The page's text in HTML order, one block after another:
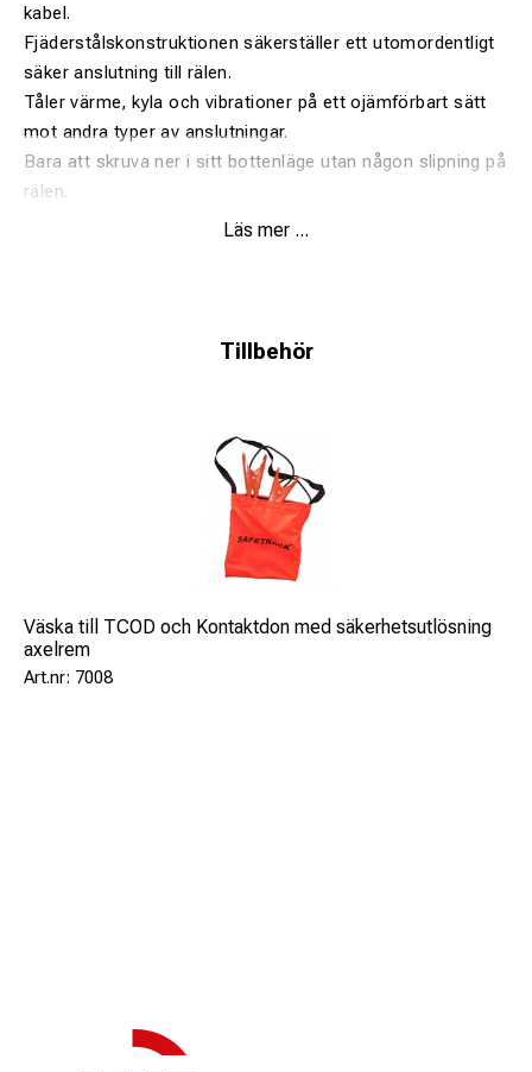
kabel.
Fjäderstålskonstruktionen säkerställer ett utomordentligt
säker anslutning till rälen.
Tåler värme, kyla och vibrationer på ett ojämförbart sätt
mot andra typer av anslutningar.
Bara att skruva ner i sitt bottenläge utan någon slipning på
rälen.
Läs mer ...
Tillbehör
Väska till TCOD och Kontaktdon med säkerhetsutlösning
axelrem
7008